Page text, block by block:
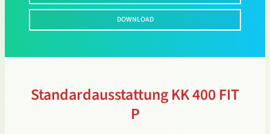
DOWNLOAD
Standardausstattung KK 400 FIT
P